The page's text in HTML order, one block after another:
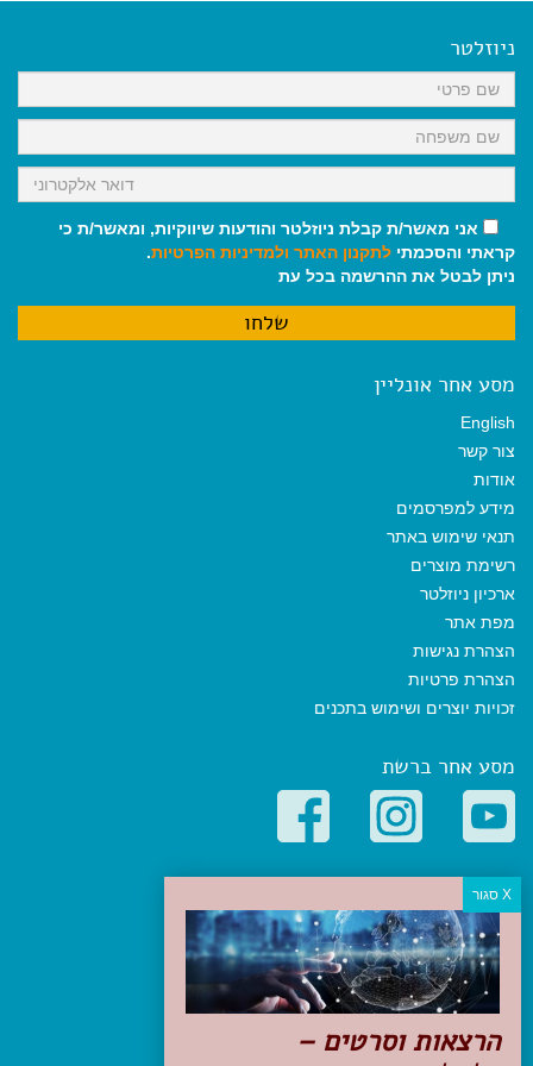
k
p
m
ניוזלטר
אני מאשר/ת קבלת ניוזלטר והודעות שיווקיות, ומאשר/ת כי
קראתי והסכמתי לתקנון האתר ולמדיניות הפרטיות.
ניתן לבטל את ההרשמה בכל עת
מסע אחר אונליין
English
צור קשר
אודות
מידע למפרסמים
תנאי שימוש באתר
רשימת מוצרים
ארכיון ניוזלטר
מפת אתר
הצהרת נגישות
הצהרת פרטיות
זכויות יוצרים ושימוש בתכנים
מסע אחר ברשת
קטגוריות פופולריות
יעדים
טיולים בישראל
מלונות בוטיק בישראל
טיפים והמלצות
הכנות לנסיעה
הרצאות וסרטים –